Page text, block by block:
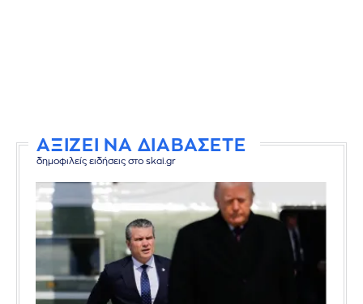
ΑΞΙΖΕΙ ΝΑ ΔΙΑΒΑΣΕΤΕ
δημοφιλείς ειδήσεις στο skai.gr